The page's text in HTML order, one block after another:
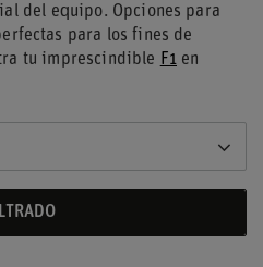
del equipo. Opciones para
para los fines de
tu imprescindible F1 en